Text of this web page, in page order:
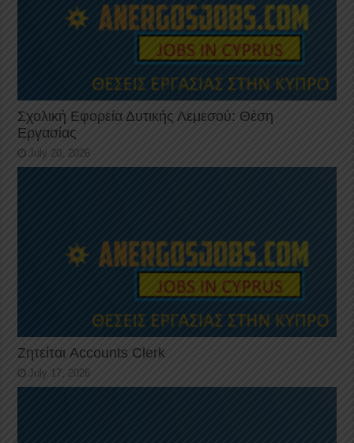
Σχολική Εφορεία Δυτικής Λεμεσού: Θέση
Εργασίας
July 20, 2026
Ζητείται Accounts Clerk
July 17, 2026